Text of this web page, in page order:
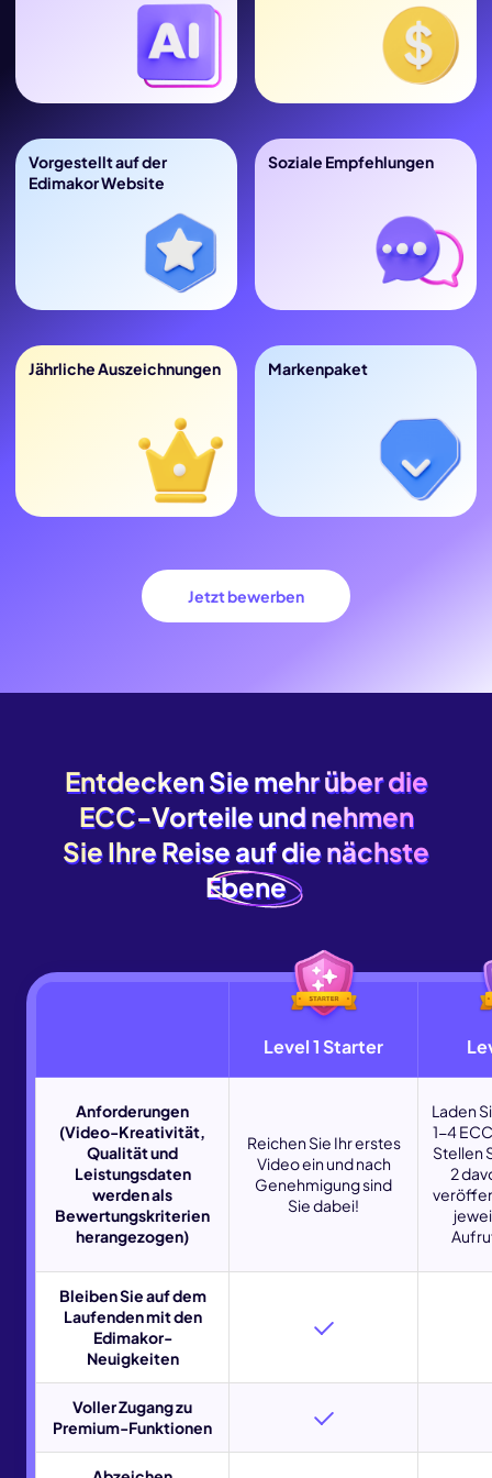
Vorgestellt auf der
Edimakor Website
Soziale Empfehlungen
Jährliche Auszeichnungen Markenpaket
Jetzt bewerben
Entdecken Sie mehr über die
ECC-Vorteile und nehmen
Sie Ihre Reise auf die nächste
Ebene
Entdecken Sie mehr über die
ECC-Vorteile und nehmen
Sie Ihre Reise auf die nächste
Ebene
Level 1 Starter
Anforderungen
(Video-Kreativität,
Qualität und
Leistungsdaten
werden als
Bewertungskriterien
herangezogen)
Reichen Sie Ihr erstes
Video ein und nach
Genehmigung sind
Sie dabei!
Laden
1-4
Stellen
2
Bleiben Sie auf dem
Laufenden mit den
Edimakor-
Neuigkeiten
Voller Zugang zu
Premium-Funktionen